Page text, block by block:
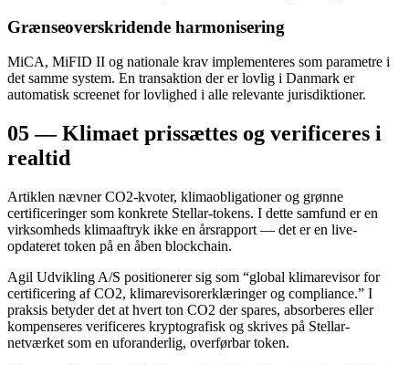
Grænseoverskridende harmonisering
MiCA, MiFID II og nationale krav implementeres som parametre i
det samme system. En transaktion der er lovlig i Danmark er
automatisk screenet for lovlighed i alle relevante jurisdiktioner.
05 — Klimaet prissættes og verificeres i
realtid
Artiklen nævner CO2-kvoter, klimaobligationer og grønne
certificeringer som konkrete Stellar-tokens. I dette samfund er en
virksomheds klimaaftryk ikke en årsrapport — det er en live-
opdateret token på en åben blockchain.
Agil Udvikling A/S positionerer sig som “global klimarevisor for
certificering af CO2, klimarevisorerklæringer og compliance.” I
praksis betyder det at hvert ton CO2 der spares, absorberes eller
kompenseres verificeres kryptografisk og skrives på Stellar-
netværket som en uforanderlig, overførbar token.